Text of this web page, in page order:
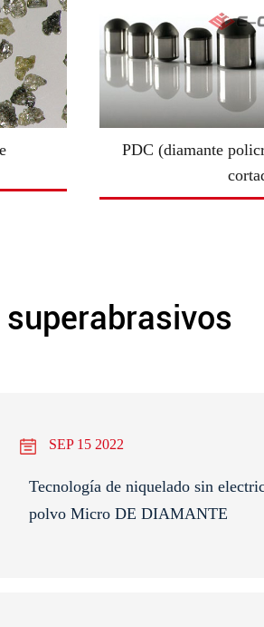
PDC (diamante
SEP 15 2022
Tecnología de niquelado sin
polvo Micro DE DIAMANTE